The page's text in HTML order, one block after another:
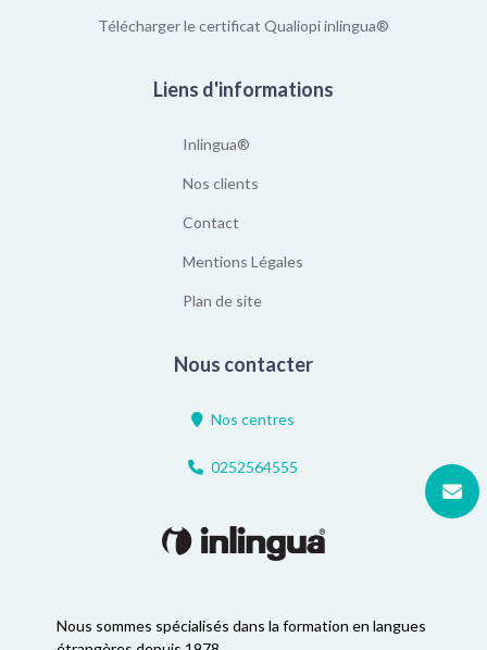
Nous sommes spécialisés dans la formation en langues
Télécharger le certificat Qualiopi inlingua®
Liens d'informations
Inlingua®
Nos clients
Contact
Mentions Légales
Plan de site
Nous contacter
Nos centres
0252564555